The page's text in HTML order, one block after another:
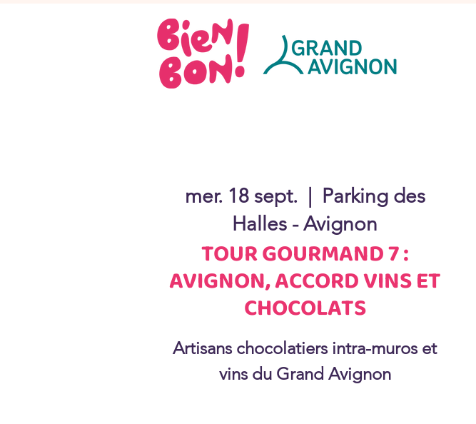
mer. 18 sept.
Parking des
Halles - Avignon
TOUR GOURMAND 7 :
AVIGNON, ACCORD VINS ET
CHOCOLATS
Artisans chocolatiers intra-muros et
vins du Grand Avignon